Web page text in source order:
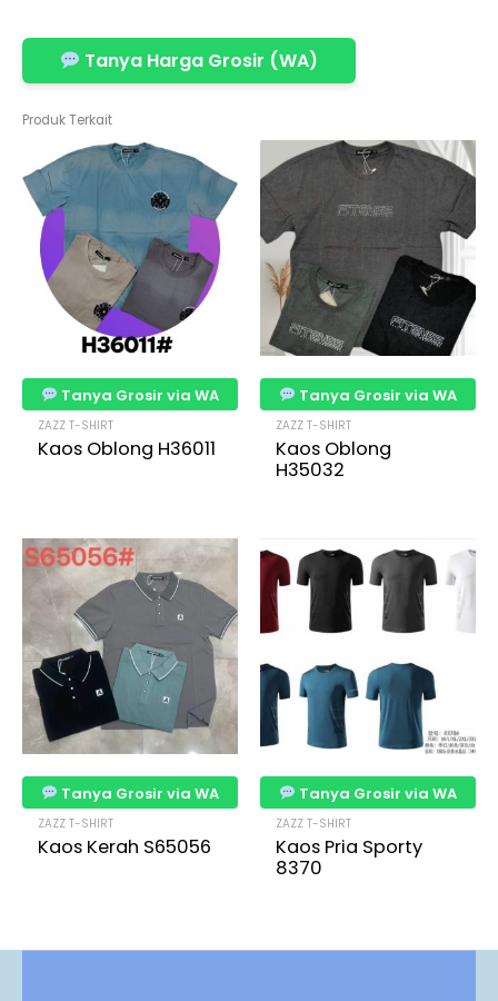
Tanya Harga Grosir (WA)
Produk Terkait
Tanya Grosir via WA
ZAZZ T-SHIRT
Kaos Oblong H36011
Tanya Grosir via WA
ZAZZ T-SHIRT
Kaos Oblong
H35032
Tanya Grosir via WA
ZAZZ T-SHIRT
Kaos Kerah S65056
Tanya Grosir via WA
ZAZZ T-SHIRT
Kaos Pria Sporty
8370